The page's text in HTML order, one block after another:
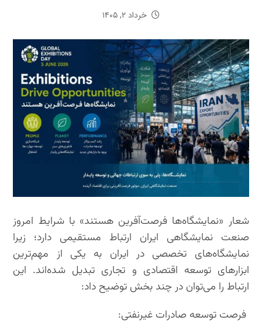
خرداد ۲, ۱۴۰۵
شعار «نمایشگاه‌ها فرصت‌آفرین هستند» با شرایط امروز
صنعت نمایشگاهی ایران ارتباط مستقیمی دارد؛ زیرا
نمایشگاه‌های تخصصی در ایران به یکی از مهم‌ترین
ابزارهای توسعه اقتصادی و تجاری تبدیل شده‌اند. این
ارتباط را می‌توان در چند بخش توضیح داد:
فرصت توسعه صادرات غیرنفتی: